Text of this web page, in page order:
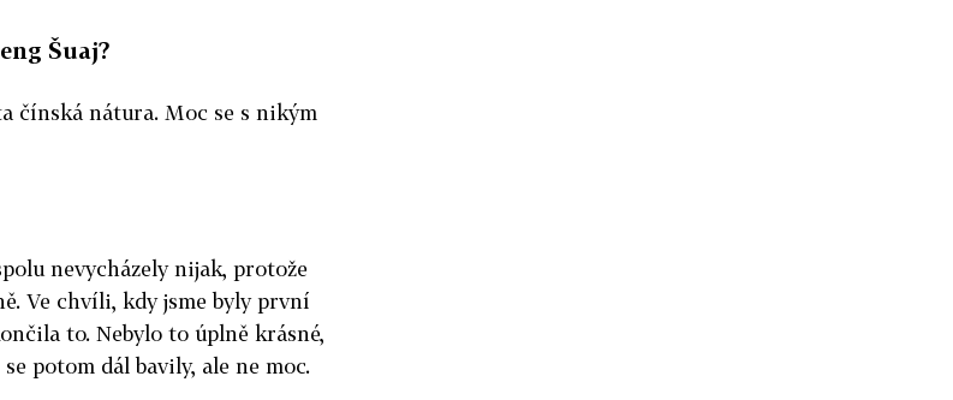
Šuaj?
čínská nátura. Moc se s nikým
nevycházely nijak, protože
Ve chvíli, kdy jsme byly první
to. Nebylo to úplně krásné,
potom dál bavily, ale ne moc.